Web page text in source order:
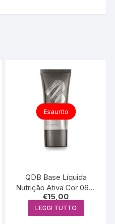
Esaurito
QDB Base Líquida
Nutrição Ativa Cor 06Q,
30ml – QDB6194
€15,00
LEGGI TUTTO